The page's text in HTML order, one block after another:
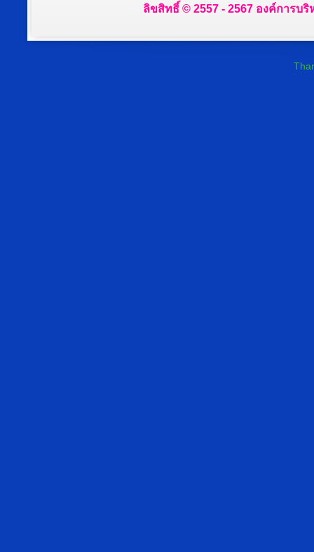
ลิขสิทธิ์ © 2557 - 2567 องค์การบ